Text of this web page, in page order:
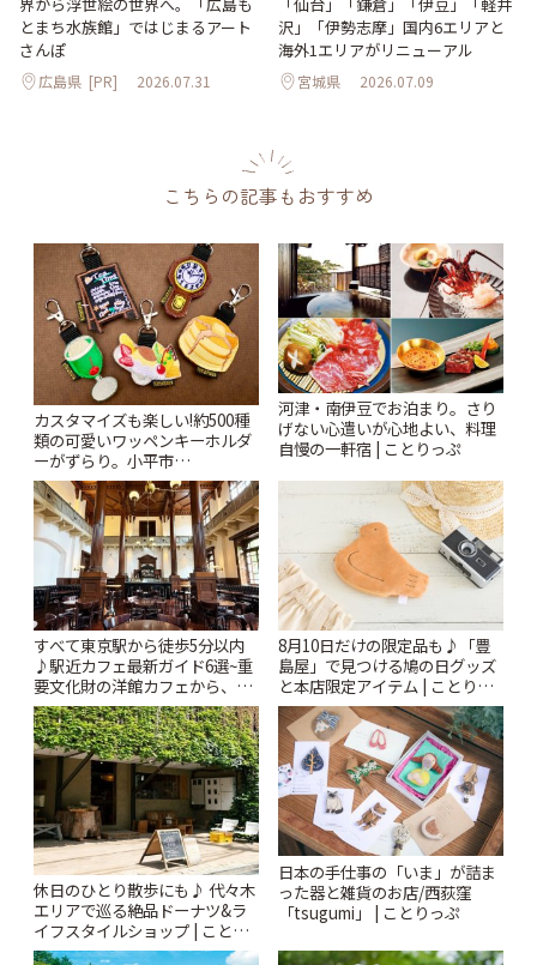
とまち水族館」ではじまるアート
さんぽ
広島県 [PR] 2026.07.31
沢」「伊勢志摩」国内6エリアと
海外1エリアがリニューアル
宮城県 2026.07.09
こちらの記事もおすすめ
カスタマイズも楽しい!約500種
類の可愛いワッペンキーホルダ
ーがずらり。小平市
「Kimamaya T&K」 | ことりっ
ぷ
河津・南伊豆でお泊まり。さり
げない心遣いが心地よい、料理
自慢の一軒宿 | ことりっぷ
すべて東京駅から徒歩5分以内
♪駅近カフェ最新ガイド6選~重
要文化財の洋館カフェから、改
札すぐのレトロ喫茶まで~ | こと
りっぷ
8月10日だけの限定品も♪「豊
島屋」で見つける鳩の日グッズ
と本店限定アイテム | ことりっ
ぷ
休日のひとり散歩にも♪ 代々木
エリアで巡る絶品ドーナツ&ラ
イフスタイルショップ | ことり
っぷ
日本の手仕事の「いま」が詰ま
った器と雑貨のお店/西荻窪
「tsugumi」 | ことりっぷ